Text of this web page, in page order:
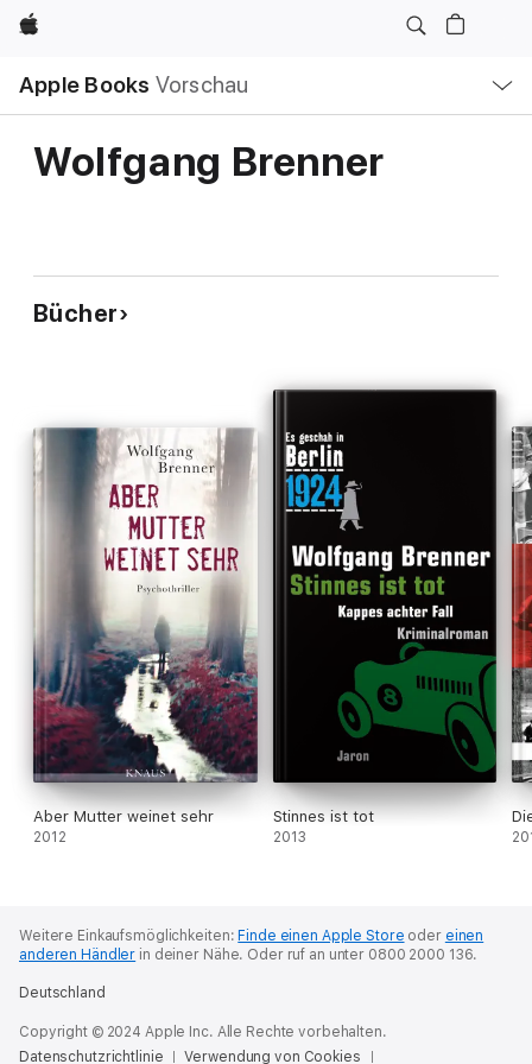
Apple
Apple Books Vorschau
Navigation
Menü
öffnen
Wolfgang Brenner
Bücher
Aber Mutter weinet sehr
2012
Stinnes ist tot
2013
Weitere Einkaufsmöglichkeiten: Finde einen Apple Store oder einen
anderen Händler in deiner Nähe. Oder ruf an unter 0800 2000 136.
Deutschland
Copyright © 2024 Apple Inc. Alle Rechte vorbehalten.
Datenschutzrichtlinie
Verwendung von Cookies